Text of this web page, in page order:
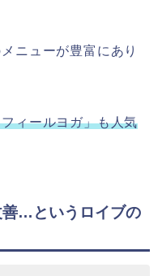
ニューが豊富にあり
ィールヨガ」も人気
善…というロイブの